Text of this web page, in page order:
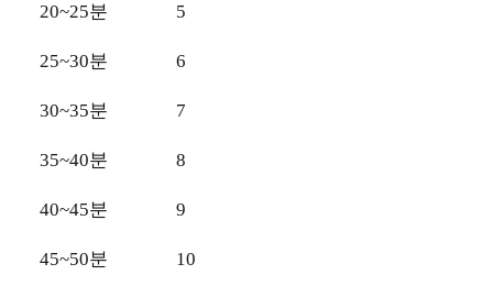
20~25분 5
25~30분 6
30~35분 7
35~40분 8
40~45분 9
45~50분 10